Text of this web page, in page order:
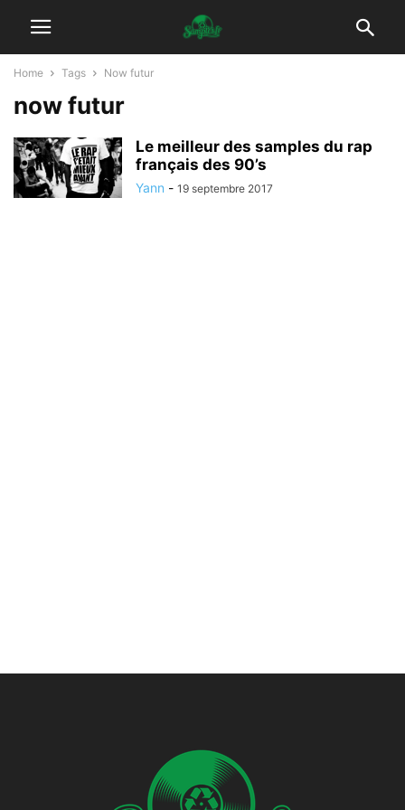
Home Tags Now futur
now futur
Le meilleur des samples du rap
français des 90’s
Yann - 19 septembre 2017